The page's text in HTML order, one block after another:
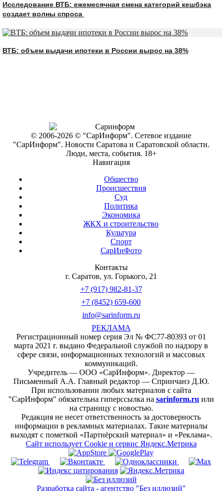
Исследование ВТБ: ежемесячная смена категорий кешбэка
создает волны спроса
ВТБ: объем выдачи ипотеки в России вырос на 38%
© 2006-2026 © "СарИнформ". Сетевое издание
"СарИнформ". Новости Саратова и Саратовской области.
Люди, места, события. 18+
Навигация
Общество
Происшествия
Суд
Политика
Экономика
ЖКХ и строительство
Культура
Спорт
СарИнФото
Контакты
г. Саратов, ул. Горького, 21
+7 (917) 982-81-37
+7 (8452) 659-600
info@sarinform.ru
РЕКЛАМА
Регистрационный номер серия Эл № ФС77-80393 от 01
марта 2021 г. выдано Федеральной службой по надзору в
сфере связи, информационных технологий и массовых
коммуникаций.
Учредитель — ООО «СарИнформ». Директор —
Письменный А.А. Главный редактор — Спринчанэ Д.Ю.
При использовании любых материалов с сайта
"СарИнформ" обязательна гиперссылка на sarinform.ru или
на страницу с новостью.
Редакция не несет ответственность за достоверность
информации в рекламных материалах. Такие материалы
выходят с пометкой «Партнёрский материал» и «Реклама».
Сайт использует Cookie и сервиc Яндекс.Метрика
Разработка сайта - агентство "Без иллюзий"